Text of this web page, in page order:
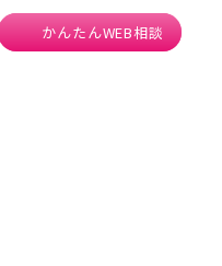
かんたんWEB相談